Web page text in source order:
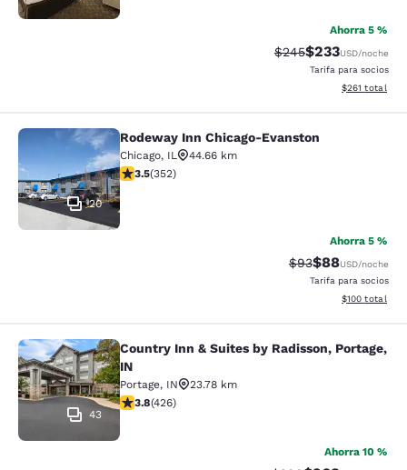
Ahorra 5 %
Tarifa tachada:
$245Tarifa reducida:
$233USD/noche
Tarifa para socios
Ver detalles
$261 total
Rodeway Inn Chicago-Evanston
20
Rodeway Inn Chicago-Evanston
Chicago, IL
44.66 km
Calificación de 3.47 estrellas. Bueno. 352 reseñas
3.5(352)
Ahorra 5 %
Tarifa tachada:
$93Tarifa
$88USD/noche
Tarifa para socios
Ver detalles
$100 total
Country Inn & Suites by Radisson,
43
Country Inn & Suites by Radisson, Portage,
IN
Portage, IN
23.78 km
Calificación de 3.79 estrellas. Bueno. 426 reseñas
3.8(426)
Ahorra 10 %